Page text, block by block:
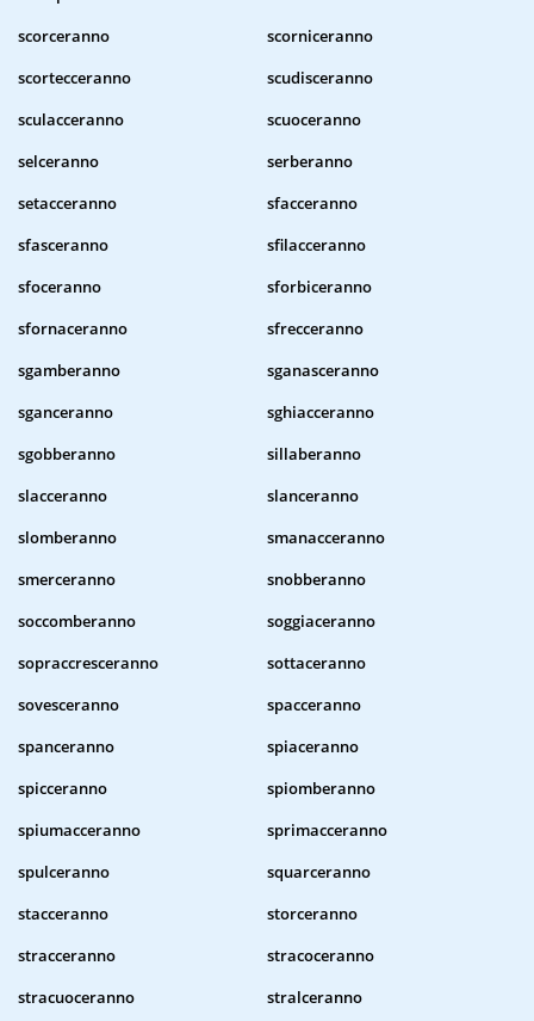
scorceranno
scorniceranno
scortecceranno
scudisceranno
sculacceranno
scuoceranno
selceranno
serberanno
setacceranno
sfacceranno
sfasceranno
sfilacceranno
sfoceranno
sforbiceranno
sfornaceranno
sfrecceranno
sgamberanno
sganasceranno
sganceranno
sghiacceranno
sgobberanno
sillaberanno
slacceranno
slanceranno
slomberanno
smanacceranno
smerceranno
snobberanno
soccomberanno
soggiaceranno
sopraccresceranno
sottaceranno
sovesceranno
spacceranno
spanceranno
spiaceranno
spicceranno
spiomberanno
spiumacceranno
sprimacceranno
spulceranno
squarceranno
stacceranno
storceranno
stracceranno
stracoceranno
stracuoceranno
stralceranno